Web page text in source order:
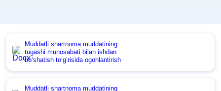
Muddatli shartnoma muddatining
tugashi munosabati bilan ishdan
boʻshatish toʻgʻrisida ogohlantirish
Muddatli shartnoma muddatining